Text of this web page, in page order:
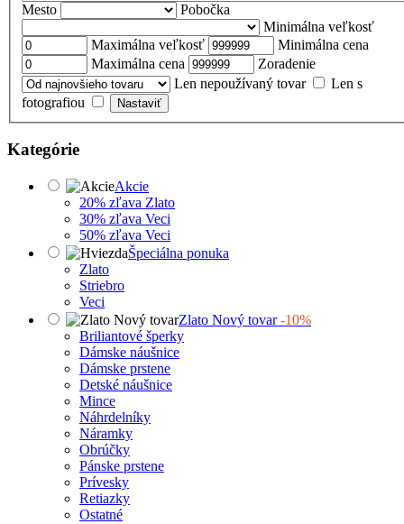
Mesto
Pobočka
Minimálna veľkosť
Maximálna veľkosť
Minimálna cena
Maximálna cena
Zoradenie
Len nepoužívaný tovar
Len s
fotografiou
Kategórie
Akcie
20% zľava Zlato
30% zľava Veci
50% zľava Veci
Špeciálna ponuka
Zlato
Striebro
Veci
Zlato Nový tovar-10%
Briliantové šperky
Dámske náušnice
Dámske prstene
Detské náušnice
Mince
Náhrdelníky
Náramky
Obrúčky
Pánske prstene
Prívesky
Retiazky
Ostatné